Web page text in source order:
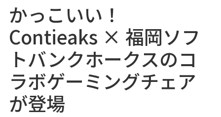
かっこいい！
Contieaks × 福岡ソフ
トバンクホークスのコ
ラボゲーミングチェア
が登場